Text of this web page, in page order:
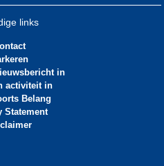
links
in
activiteit in
Belang
Statement